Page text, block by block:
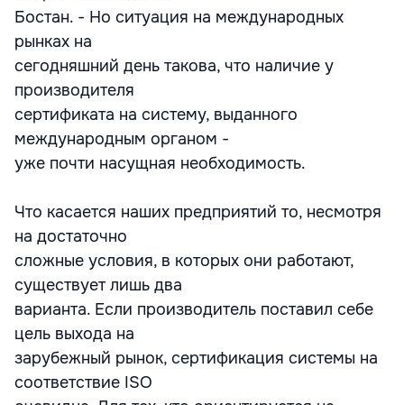
Бостан. - Но ситуация на международных
рынках на
сегодняшний день такова, что наличие у
производителя
сертификата на систему, выданного
международным органом -
уже почти насущная необходимость.
Что касается наших предприятий то, несмотря
на достаточно
сложные условия, в которых они работают,
существует лишь два
варианта. Если производитель поставил себе
цель выхода на
зарубежный рынок, сертификация системы на
соответствие ISO